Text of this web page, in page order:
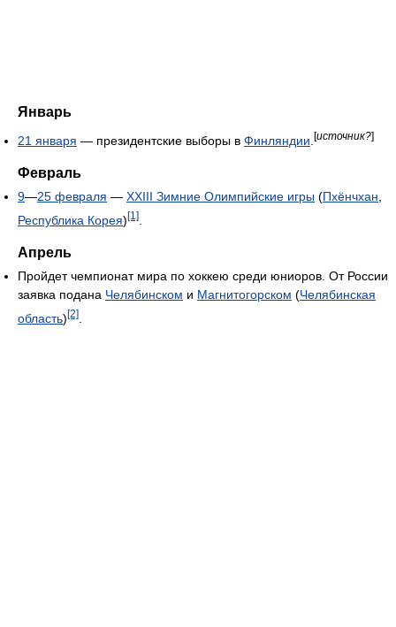
Январь
21 января — президентские выборы в Финляндии [источник?]
Февраль
9—25 февраля — ХХIII Зимние Олимпийские игры (Пхёнчхан
Республика Корея) [1]
Апрель
Пройдет чемпионат мира по хоккею среди юниоров. От России
заявка подана Челябинском и Магнитогорском (Челябинская
область)[2]